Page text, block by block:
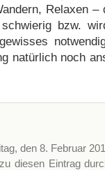
Relaxen
schwierig bzw.
natürlich noch
den 8. Februar
diesen Eintrag